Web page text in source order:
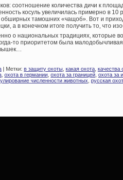
соотношение количества дичи к
косуль увеличилась примерно в
обширных тамошних «чащоб». Вот и
а в конечном итоге получить то, что
о национальных традициях, которые
то приоритетом была
| Метки: в защиту охоты какая охота качества
охота в германии охота за границей охота за
численности животных русская